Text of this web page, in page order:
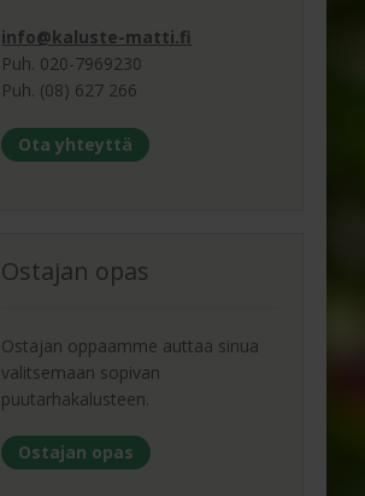
info@kaluste-matti.fi
Puh. 020-7969230
Puh. (08) 627 266
Ota yhteyttä
Ostajan opas
Ostajan oppaamme auttaa sinua
valitsemaan sopivan
puutarhakalusteen.
Ostajan opas